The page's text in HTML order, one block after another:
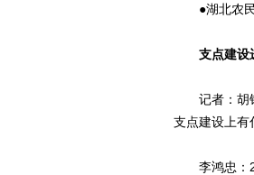
●湖北农民
支点建设
记者：胡锦
支点建设上有
李鸿忠：